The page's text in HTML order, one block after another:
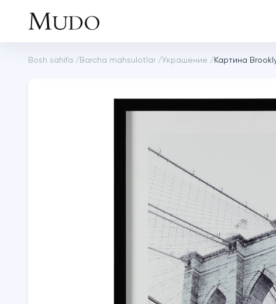
Bosh sahifa / Barcha mahsulotlar /Украшение / Картина